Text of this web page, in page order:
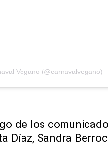
Vegano (@carnavalvegano)
de los
Díaz, Sandra